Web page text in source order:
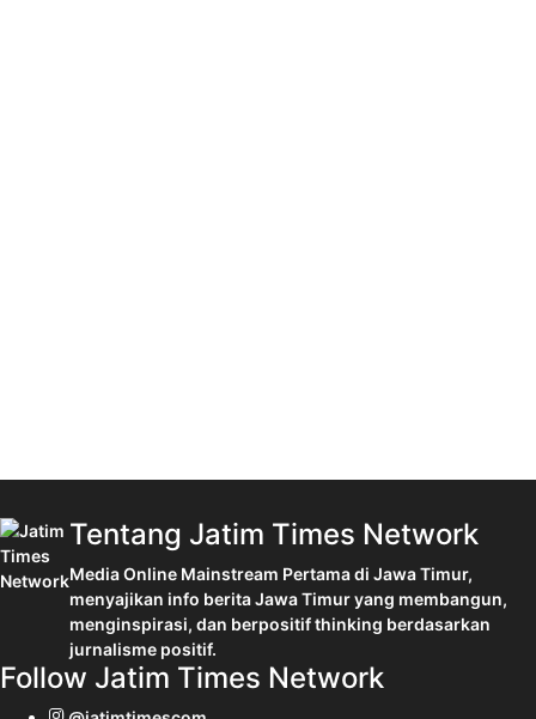
Tentang Jatim Times Network
Media Online Mainstream Pertama di Jawa Timur,
menyajikan info berita Jawa Timur yang membangun,
menginspirasi, dan berpositif thinking berdasarkan
jurnalisme positif.
Follow Jatim Times Network